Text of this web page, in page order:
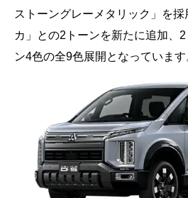
ストーングレーメタリック」を
カ」との2トーンを新たに追加、
ン4色の全9色展開となっています